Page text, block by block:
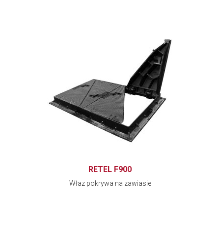
RETEL F900
Właz pokrywa na zawiasie